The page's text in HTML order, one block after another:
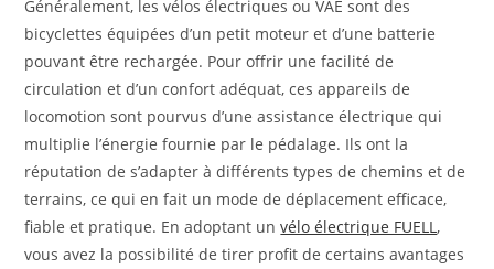
Généralement, les vélos électriques ou VAE sont des
bicyclettes équipées d’un petit moteur et d’une batterie
pouvant être rechargée. Pour offrir une facilité de
circulation et d’un confort adéquat, ces appareils de
locomotion sont pourvus d’une assistance électrique qui
multiplie l’énergie fournie par le pédalage. Ils ont la
réputation de s’adapter à différents types de chemins et de
terrains, ce qui en fait un mode de déplacement efficace,
fiable et pratique. En adoptant unvélo électrique FUELL ,
vous avez la possibilité de tirer profit de certains avantages